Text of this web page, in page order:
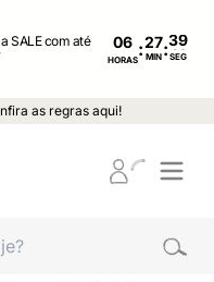
SALE com até
06
HORAS: MIN : SEG
as regras aqui!